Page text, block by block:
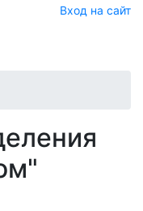
Вход на сайт